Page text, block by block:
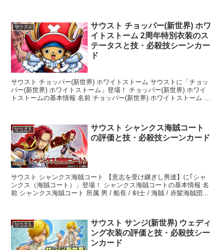
サウスト
サウスト チョッパー(新世界) ホワ
イトストーム 2周年特別衣装のス
テータスと技・必殺技シーンカー
ド
サウスト チョッパー(新世界) ホワイトストーム サウストに「チョッ
パー(新世界) ホワイトストーム」登場！ チョッパー(新世界) ホワイ
トストームの基本情報 名前 チョッパー(新世界) ホワイトストーム 所
サウスト
サウスト シャンクス海賊コート
の評価と技・必殺技シーンカード
サウスト シャンクス海賊コート 【意志を受け継ぎし男達】に｢シャ
ンクス（海賊コート）」登場！ シャンクス海賊コートの基本情報 名
前 シャンクス海賊コート 所属 男 / 船長 / 剣士 / 海賊 / 赤髪海賊団...
サウスト
サウスト サンジ(新世界) ウェディ
ング衣装の評価と技・必殺技シー
ンカード